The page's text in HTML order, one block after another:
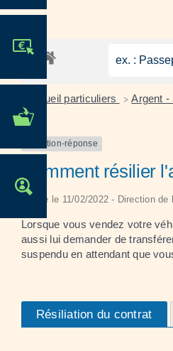
MES DÉMARCHES
Accueil particuliers > Argent -
Question-réponse
Comment résilier
Vérifié le 11/02/2022 - Direction
Lorsque vous vendez votre
aussi lui demander de
suspendu en attendant que
Résiliation du contrat